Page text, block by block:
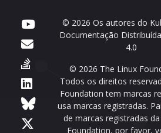
© 2026 Os autores do
Documentação
4.0
© 2026 The Linux
Todos os direitos
Foundation tem marcas
usa marcas registradas.
de marcas registradas
Foundation, por favor,